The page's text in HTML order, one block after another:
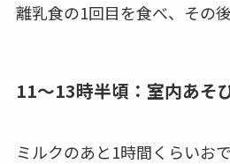
離乳食の1回目を食べ、その
11～13時半頃：室内あそ
ミルクのあと1時間くらいお